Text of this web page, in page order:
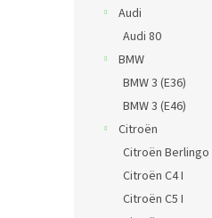
Audi
Audi 80
BMW
BMW 3 (E36)
BMW 3 (E46)
Citroën
Citroën Berlingo
Citroën C4 I
Citroën C5 I